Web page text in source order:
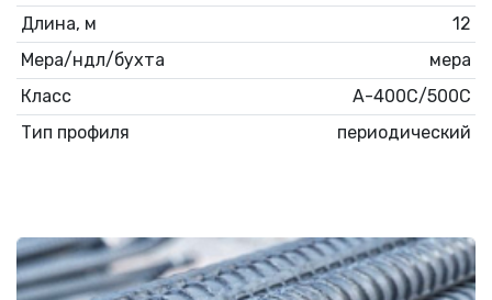
Длина, м
12
Мера/ндл/бухта
мера
Класс
А-400С/500С
Тип профиля
периодический